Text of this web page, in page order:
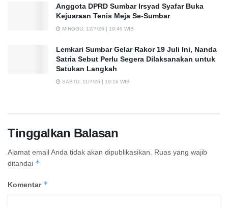
Anggota DPRD Sumbar Irsyad Syafar Buka
Kejuaraan Tenis Meja Se-Sumbar
MINGGU, 12/7/26 | 19:45 WIB
Lemkari Sumbar Gelar Rakor 19 Juli Ini, Nanda
Satria Sebut Perlu Segera Dilaksanakan untuk
Satukan Langkah
SABTU, 11/7/26 | 19:16 WIB
Tinggalkan Balasan
Alamat email Anda tidak akan dipublikasikan.
Ruas yang wajib
ditandai *
Komentar *